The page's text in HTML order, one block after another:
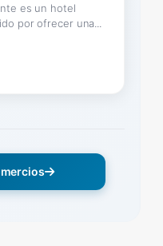
es un hotel
por ofrecer una...